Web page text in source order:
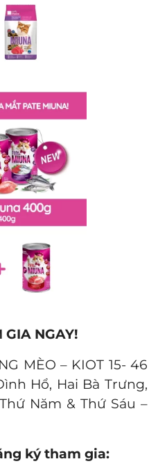
GIA NGAY!
MÈO – KIOT 15- 46
Hổ, Hai Bà Trưng,
Năm & Thứ Sáu –
ký tham gia: